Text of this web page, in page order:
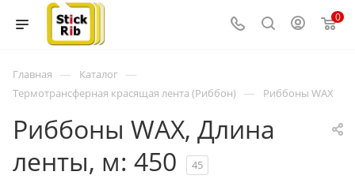
0
Главная — Каталог —
Термотрансферная красящая лента (Риббон) — Риббоны WAX
Риббоны WAX, Длина
ленты, м: 450
45